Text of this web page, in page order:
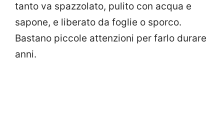
tanto va spazzolato, pulito con acqua e
sapone, e liberato da foglie o sporco.
Bastano piccole attenzioni per farlo durare
anni.